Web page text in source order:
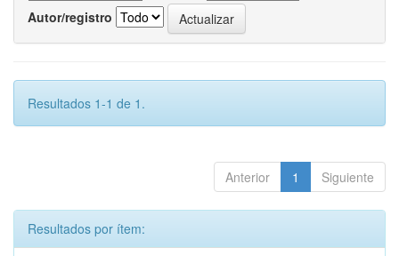
Autor/registro
Resultados 1-1 de 1.
Anterior 1 Siguiente
Resultados por ítem: